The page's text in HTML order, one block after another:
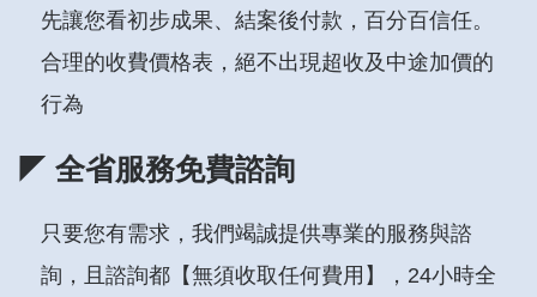
先讓您看初步成果、結案後付款，百分百信任。
合理的收費價格表，絕不出現超收及中途加價的
行為
◤ 全省服務免費諮詢
只要您有需求，我們竭誠提供專業的服務與諮
詢，且諮詢都【無須收取任何費用】，24小時全